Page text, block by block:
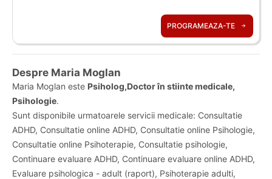
PROGRAMEAZA-TE
Despre Maria Moglan
Maria Moglan este Psiholog,Doctor în stiinte medicale,
Psihologie.
Sunt disponibile urmatoarele servicii medicale: Consultatie
ADHD, Consultatie online ADHD, Consultatie online Psihologie,
Consultatie online Psihoterapie, Consultatie psihologie,
Continuare evaluare ADHD, Continuare evaluare online ADHD,
Evaluare psihologica - adult (raport), Psihoterapie adulti,